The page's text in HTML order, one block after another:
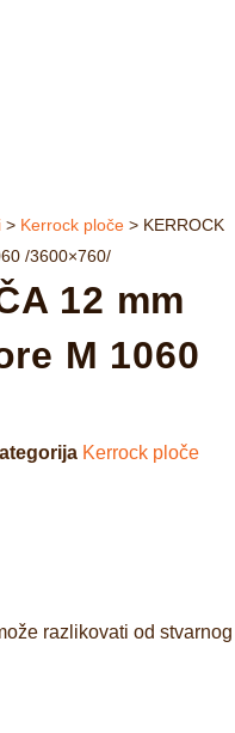
> Kerrock ploče > KERROCK
/3600×760/
12 mm
M 1060
Kerrock ploče
razlikovati od stvarnog